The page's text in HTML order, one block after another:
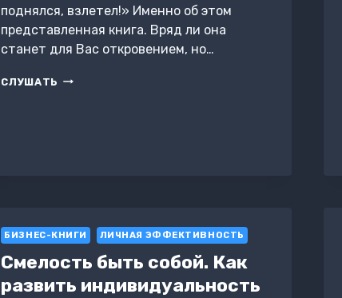
поднялся, взлетел!» Именно об этом
представленная книга. Вряд ли она
станет для Вас откровением, но…
СЛУШАТЬ ПУТЬ
БИЗНЕС-КНИГИ ЛИЧНАЯ ЭФФЕКТИВНОСТЬ
Смелость быть собой. Как
развить индивидуальность